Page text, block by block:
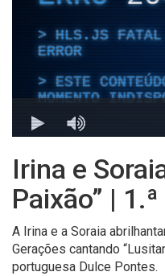
Irina e
Paixão” |
A Irina e a Soraia
Gerações cantando
portuguesa Dulce Pontes.